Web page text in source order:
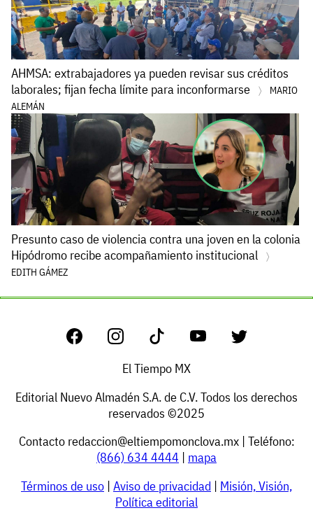
AHMSA: extrabajadores ya pueden revisar sus créditos
laborales; fijan fecha límite para inconformarse
MARIO
ALEMÁN
Presunto caso de violencia contra una joven en la colonia
Hipódromo recibe acompañamiento institucional
EDITH GÁMEZ
El Tiempo MX
Editorial Nuevo Almadén S.A. de C.V. Todos los derechos
reservados ©2025
Contacto redaccion@eltiempomonclova.mx| Teléfono:
(866) 634 4444 | mapa
Términos de uso | Aviso de privacidad | Misión, Visión,
Política editorial